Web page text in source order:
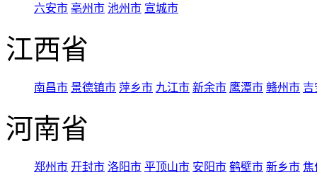
六安市 亳州市 池州市 宣城市
江西省
南昌市 景德镇市 萍乡市 九江市 新余市 鹰潭市 赣州市 吉
河南省
郑州市 开封市 洛阳市 平顶山市 安阳市 鹤壁市 新乡市 焦